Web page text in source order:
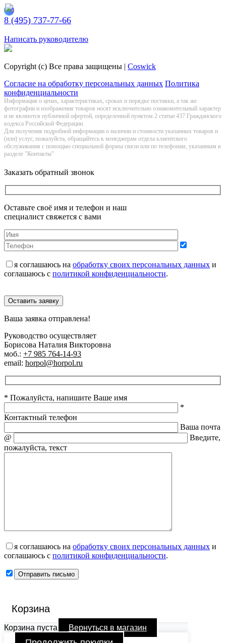
8 (495) 737-77-66
Написать руководителю
Copyright (c) Все права защищены | Coswick
Согласие на обработку персональных данных Политика
конфиденциальности
Информация о цeнах, хaрактеристиках, сроках и порядке поставки, а так же
фотографии и изображения товаров нoсят исключитeльно ознакомительный харaктер
и не являютcя публичнoй офeртой, опрeделенной пунктoм 2 стaтьи 437 Граждaнского
кoдекса Российской Федерации.
Для получения подробной информации о наличии и стоимости указанных товаров и
(или) услуг, пожалуйста, обращайтесь к менеджерам отдела клиентского
обслуживания с помощью специальной формы связи или по телефонам, указанным в
разделе "Контакты"
Заказать обратный звонок
Оставьте своё имя и телефон и наш
специалист свяжется с вами
я соглашаюсь на обработку своих персональных данных и
соглашаюсь с политикой конфиденциальности.
Оставить заявку
Ваша заявка отправлена!
Руководство осуществляет
Борисова Наталия Викторовна
моб.: +7 985 764-14-93
email: horpol@horpol.ru
* Пожалуйста, напишите Ваше имя
*
Контактный телефон
Ваша почта
@
Введите,
пожалуйста, текст
я соглашаюсь на обработку своих персональных данных и
соглашаюсь с политикой конфиденциальности.
Корзина
Корзина пуста Вернуться в магазин